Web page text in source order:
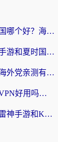
雷神手游和天速回国哪个好？海外党选回国加速器的实用指南（附避坑建议）
海外党必看：雷神手游和夏时国际好用吗？3步选对回国加速器，无缝刷国内剧玩游戏
怎样翻墙回国内？海外党亲测有效的回国加速器选择指南
海外党必看：迅游VPN好用吗？和番茄VPN对比哪个回国效果更好？附QuickbackUfunR、雷神手游夏时国际实测
海外党踩坑指南：雷神手游和KanCN好用吗？附快帆TV版EasybackExpressVPN真实测评